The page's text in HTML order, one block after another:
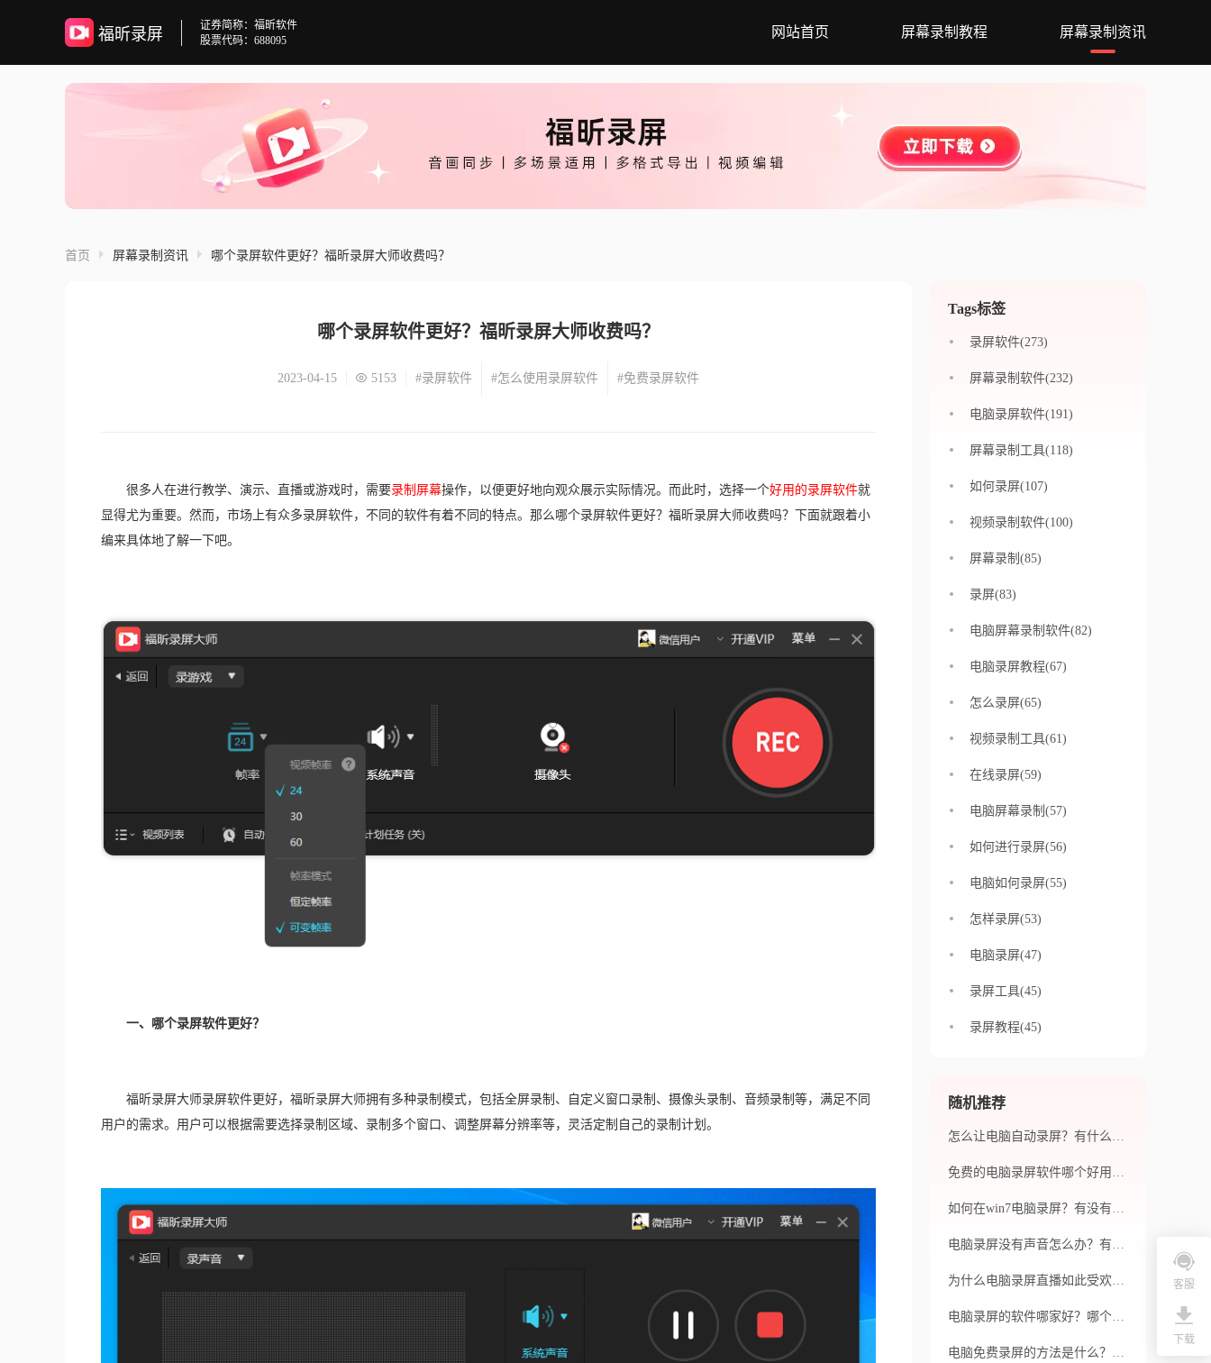
福昕录屏
证券简称：福昕软件
股票代码：688095
网站首页 屏幕录制教程 屏幕录制资讯
首页 屏幕录制资讯 哪个录屏软件更好？福昕录屏大师收费吗？
哪个录屏软件更好？福昕录屏大师收费吗？
2023-04-15 5153 #录屏软件 #怎么使用录屏软件 #免费录屏软件
很多人在进行教学、演示、直播或游戏时，需要录制屏幕操作，以便更好地向观众展示实际情况。而此时，选择一个好用的录屏软件就
显得尤为重要。然而，市场上有众多录屏软件，不同的软件有着不同的特点。那么哪个录屏软件更好？福昕录屏大师收费吗？下面就跟着小
编来具体地了解一下吧。
一、哪个录屏软件更好？
福昕录屏大师录屏软件更好，福昕录屏大师拥有多种录制模式，包括全屏录制、自定义窗口录制、摄像头录制、音频录制等，满足不同
用户的需求。用户可以根据需要选择录制区域、录制多个窗口、调整屏幕分辨率等，灵活定制自己的录制计划。
Tags标签
录屏软件(273)
屏幕录制软件(232)
电脑录屏软件(191)
屏幕录制工具(118)
如何录屏(107)
视频录制软件(100)
屏幕录制(85)
录屏(83)
电脑屏幕录制软件(82)
电脑录屏教程(67)
怎么录屏(65)
视频录制工具(61)
在线录屏(59)
电脑屏幕录制(57)
如何进行录屏(56)
电脑如何录屏(55)
怎样录屏(53)
电脑录屏(47)
录屏工具(45)
录屏教程(45)
随机推荐
怎么让电脑自动录屏？有什么软件推荐？
免费的电脑录屏软件哪个好用？录屏软件有什么作用呢？
如何在win7电脑录屏？有没有适合Win7电脑的高品质录屏软件推荐？
电脑录屏没有声音怎么办？有什么好的软件推荐吗？
为什么电脑录屏直播如此受欢迎？福昕录屏大师有哪些独特的功能？
电脑录屏的软件哪家好？哪个软件靠谱？
电脑免费录屏的方法是什么？哪款录屏软件好用？
客服
下载